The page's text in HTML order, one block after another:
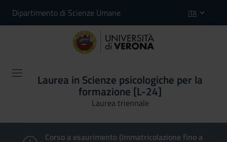
Dipartimento di Scienze Umane ITA
Laurea in Scienze psicologiche per la
formazione [L-24]
Laurea triennale
Corso a esaurimento (Immatricolazione fino a